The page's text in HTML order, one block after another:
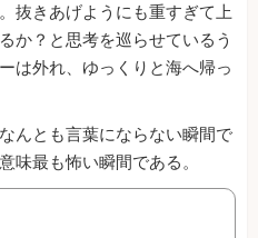
抜きあげようにも重すぎて上
か？と思考を巡らせているう
は外れ、ゆっくりと海へ帰っ
んとも言葉にならない瞬間で
味最も怖い瞬間である。